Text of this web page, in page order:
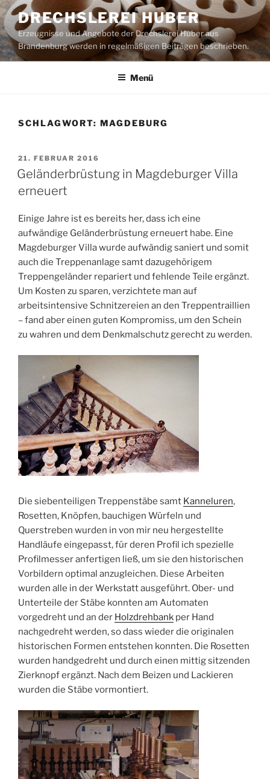
Zum
Inhalt
springen
DRECHSLEREI HUBER
Erzeugnisse und Angebote der Drechslerei Huber aus
Brandenburg werden in regelmäßigen Beiträgen beschrieben.
Menü
SCHLAGWORT: MAGDEBURG
VERÖFFENTLICHT
AM
21. FEBRUAR 2016
Geländerbrüstung in Magdeburger Villa
erneuert
Einige Jahre ist es bereits her, dass ich eine
aufwändige Geländerbrüstung erneuert habe. Eine
Magdeburger Villa wurde aufwändig saniert und somit
auch die Treppenanlage samt dazugehörigem
Treppengeländer repariert und fehlende Teile ergänzt.
Um Kosten zu sparen, verzichtete man auf
arbeitsintensive Schnitzereien an den Treppentraillien
– fand aber einen guten Kompromiss, um den Schein
zu wahren und dem Denkmalschutz gerecht zu werden.
Die siebenteiligen Treppenstäbe samt Kanneluren,
Rosetten, Knöpfen, bauchigen Würfeln und
Querstreben wurden in von mir neu hergestellte
Handläufe eingepasst, für deren Profil ich spezielle
Profilmesser anfertigen ließ, um sie den historischen
Vorbildern optimal anzugleichen. Diese Arbeiten
wurden alle in der Werkstatt ausgeführt. Ober- und
Unterteile der Stäbe konnten am Automaten
vorgedreht und an der Holzdrehbank per Hand
nachgedreht werden, so dass wieder die originalen
historischen Formen entstehen konnten. Die Rosetten
wurden handgedreht und durch einen mittig sitzenden
Zierknopf ergänzt. Nach dem Beizen und Lackieren
wurden die Stäbe vormontiert.